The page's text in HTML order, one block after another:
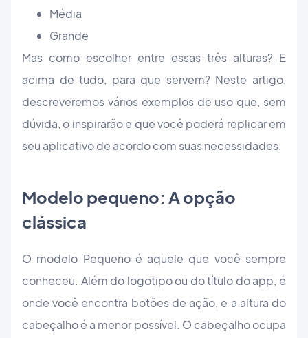
Média
Grande
Mas como escolher entre essas três alturas? E
acima de tudo, para que servem? Neste artigo,
descreveremos vários exemplos de uso que, sem
dúvida, o inspirarão e que você poderá replicar em
seu aplicativo de acordo com suas necessidades.
Modelo pequeno: A opção
clássica
O modelo Pequeno é aquele que você sempre
conheceu. Além do logotipo ou do título do app, é
onde você encontra botões de ação, e a altura do
cabeçalho é a menor possível. O cabeçalho ocupa